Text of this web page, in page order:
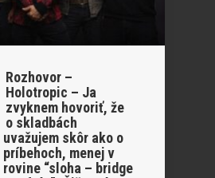
Rozhovor –
Holotropic – Ja
zvyknem hovoriť, že
o skladbách
uvažujem skôr ako o
príbehoch, menej v
rovine “sloha – bridge